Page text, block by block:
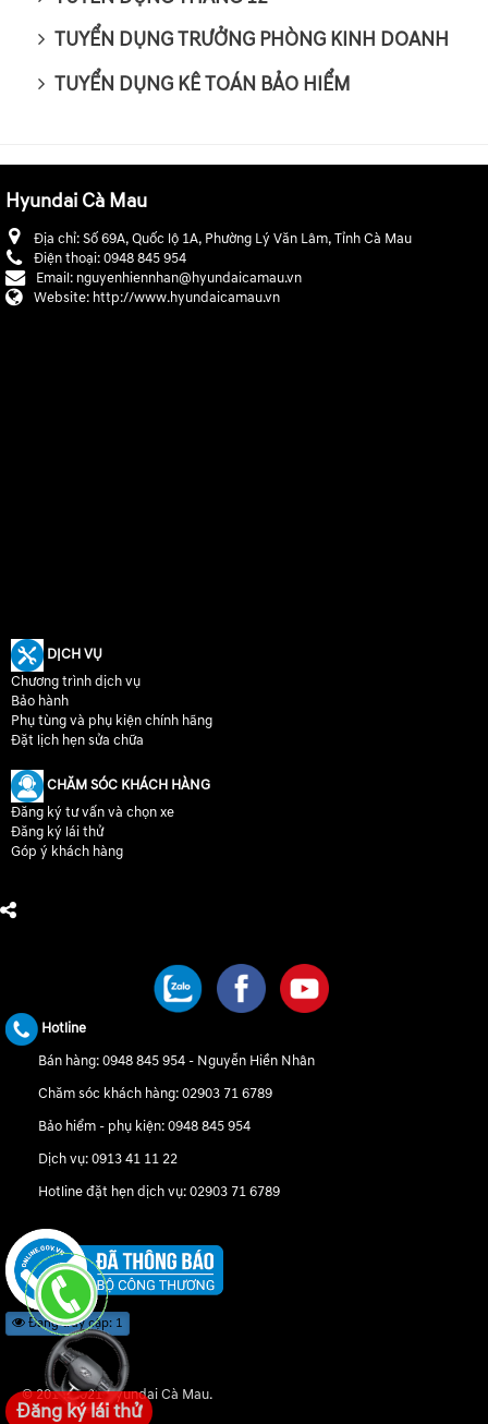
TUYỂN DỤNG TRƯỞNG PHÒNG KINH DOANH
TUYỂN DỤNG KÊ TOÁN BẢO HIỂM
Hyundai Cà Mau
Địa chỉ:Số 69A, Quốc lộ 1A, Phường Lý Văn Lâm, Tỉnh Cà Mau
Điện thoại:0948 845 954
Email: nguyenhiennhan@hyundaicamau.vn
Website: http://www.hyundaicamau.vn
DỊCH VỤ
Chương trình dịch vụ
Bảo hành
Phụ tùng và phụ kiện chính hãng
Đặt lịch hẹn sửa chữa
CHĂM SÓC KHÁCH HÀNG
Đăng ký tư vấn và chọn xe
Đăng ký lái thử
Góp ý khách hàng
Hotline
Bán hàng:0948 845 954 - Nguyễn Hiền Nhân
Chăm sóc khách hàng:02903 71 6789
Bảo hiểm - phụ kiện:0948 845 954
Dịch vụ:0913 41 11 22
Hotline đặt hẹn dịch vụ:02903 71 6789
Đang truy cập: 1
© 2018-2021 Hyundai Cà Mau.
Đăng ký lái thử